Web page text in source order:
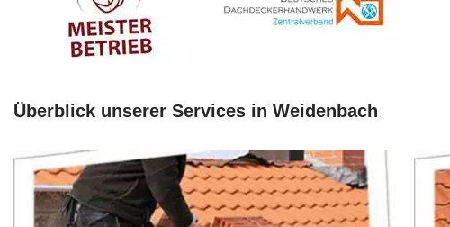
Überblick unserer Services in Weidenbach